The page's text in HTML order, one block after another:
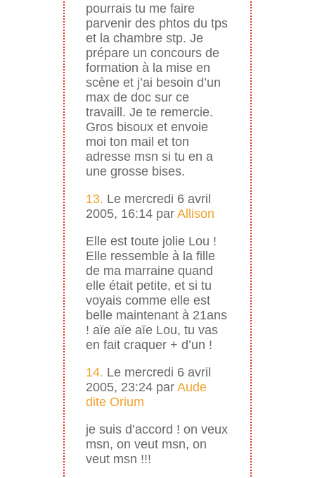
pourrais tu me faire
parvenir des phtos du tps
et la chambre stp. Je
prépare un concours de
formation à la mise en
scène et j’ai besoin d’un
max de doc sur ce
travaill. Je te remercie.
Gros bisoux et envoie
moi ton mail et ton
adresse msn si tu en a
une grosse bises.
13. Le mercredi 6 avril
2005, 16:14 par Allison
Elle est toute jolie Lou !
Elle ressemble à la fille
de ma marraine quand
elle était petite, et si tu
voyais comme elle est
belle maintenant à 21ans
! aïe aïe aïe Lou, tu vas
en fait craquer + d’un !
14. Le mercredi 6 avril
2005, 23:24 par Aude
dite Orium
je suis d’accord ! on veux
msn, on veut msn, on
veut msn !!!